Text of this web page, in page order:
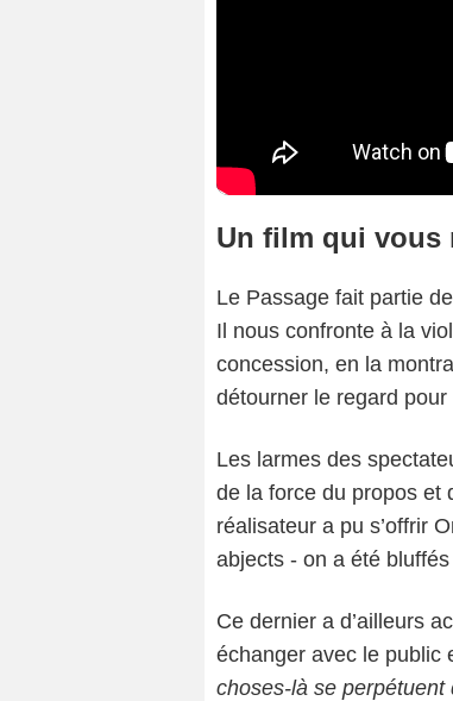
Un film qui vous
Le Passage fait partie
Il nous confronte à la
concession, en la
détourner le regard
Les larmes des
de la force du propos et
réalisateur a pu s’offrir
abjects - on a été
Ce dernier a d’ailleurs
échanger avec le public
choses-là se